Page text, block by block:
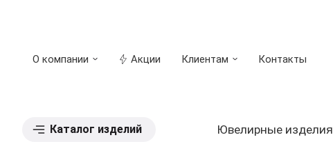
О компании Акции Клиентам Контакты
Каталог изделий Ювелирные изделия